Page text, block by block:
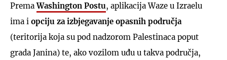
PremaWashington Postu, aplikacija Waze u Izraelu
ima i opciju za izbjegavanje opasnih područja
(teritorija koja su pod nadzorom Palestinaca poput
grada Janina) te, ako vozilom uđu u takva područja,